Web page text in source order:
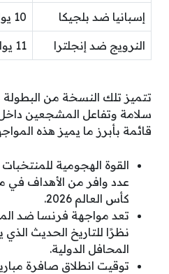
إسبانيا ضد بلجيكا 10 يوليو 2026 – إنغلوود
النرويج ضد إنجلترا 11 يوليو 2026 – ميامي
تتميز تلك النسخة من
سلامة وتفاعل المشجعين داخل
قائمة بأبرز ما يميز هذه
القوة الهجومية
كأس العالم 2026.
تعد مواجهة فرنسا ضد
نظرًا للتاريخ الحديث
المحافل الدولية.
توقيت انطلاق صافرة